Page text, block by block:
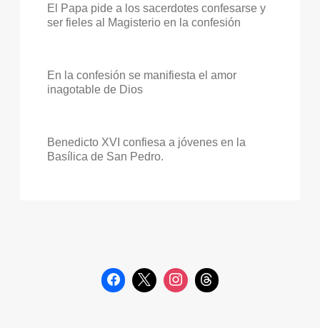
El Papa pide a los sacerdotes confesarse y
ser fieles al Magisterio en la confesión
En la confesión se manifiesta el amor
inagotable de Dios
Benedicto XVI confiesa a jóvenes en la
Basílica de San Pedro.